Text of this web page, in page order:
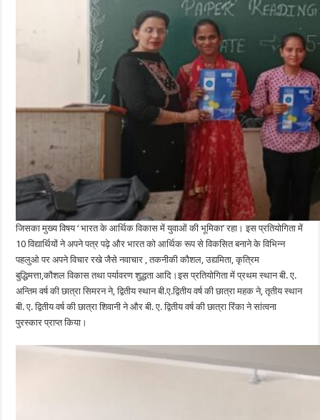
जिसका मुख्य विषय ‘ भारत के आर्थिक विकास में युवाओं की भूमिका’ रहा। इस प्रतियोगिता में
10 विद्यार्थियों ने अपने पत्र पढ़े और भारत को आर्थिक रूप से विकसित बनाने के विभिन्न
पहलुओ पर अपने विचार रखे जैसे नवाचार , तकनीकी कौशल, उद्यमिता, कृत्रिम
बुद्धिमत्ता,कौशल विकास तथा पर्यावरण शुद्धता आदि।इस प्रतियोगिता में प्रथम स्थान बी. ए.
अन्तिम वर्ष की छात्रा सिमरन ने, द्वितीय स्थान बी.ए.द्वितीय वर्ष की छात्रा महक ने, तृतीय स्थान
बी. ए. द्वितीय वर्ष की छात्रा शिवानी ने और बी. ए. द्वितीय वर्ष की छात्रा रिंका ने सांत्वना
पुरस्कार प्राप्त किया।